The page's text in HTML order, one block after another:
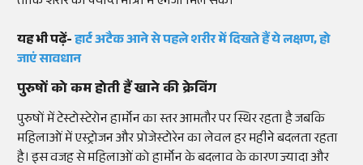
यह भी पढ़ें-हार्ट अटैक आने से पहले शरीर में दिखते हैं ये लक्षण, हो
जाएं सावधान
पुरुषों को कम होती हैं खाने की क्रेविंग
पुरुषों में टेस्टोस्टेरोन हार्मोन का स्तर आमतौर पर स्थिर रहता है जबकि
महिलाओं में एस्ट्रोजन और प्रोजेस्टोरेन का लेवल हर महीने बदलता रहता
है। इस वजह से महिलाओं को हार्मोन के बदलाव के कारण ज्यादा और